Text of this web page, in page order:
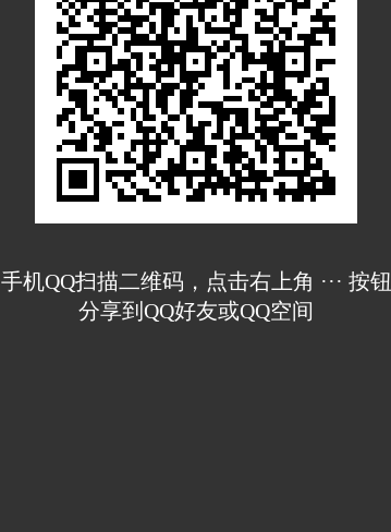
手机QQ扫描二维码，点击右上角 ··· 按钮
分享到QQ好友或QQ空间